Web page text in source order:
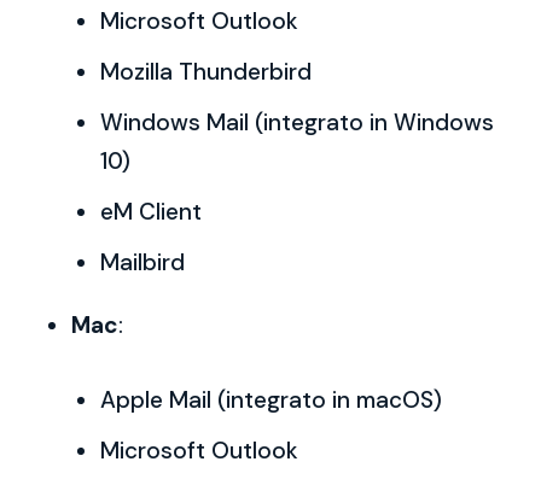
Microsoft Outlook
Mozilla Thunderbird
Windows Mail (integrato in Windows
10)
eM Client
Mailbird
Mac:
Apple Mail (integrato in macOS)
Microsoft Outlook